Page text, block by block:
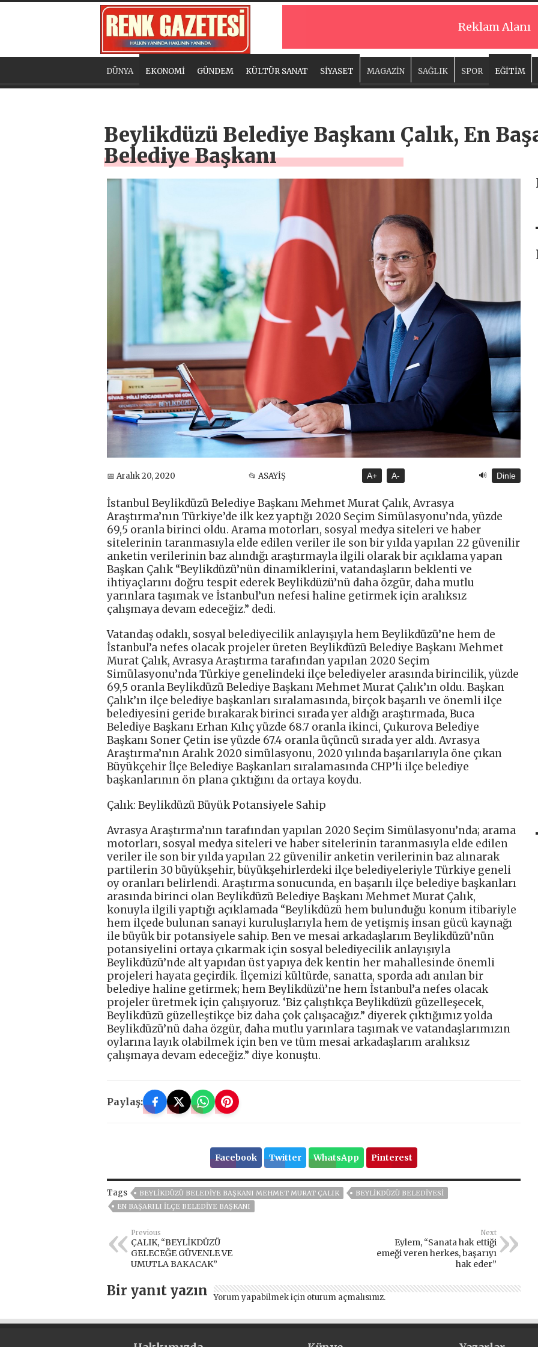
Reklam Alanı
DÜNYA EKONOMİ GÜNDEM KÜLTÜR SANAT SİYASET MAGAZİN SAĞLIK SPOR EĞİTİM
Beylikdüzü Belediye Başkanı Çalık, En
Belediye Başkanı
📅 Aralık 20, 2020 📂 ASAYİŞ A+ A- 🔊 Dinle
İstanbul Beylikdüzü Belediye Başkanı Mehmet Murat Çalık, Avrasya
Araştırma’nın Türkiye’de ilk kez yaptığı 2020 Seçim Simülasyonu’nda, yüzde
69,5 oranla birinci oldu. Arama motorları, sosyal medya siteleri ve haber
sitelerinin taranmasıyla elde edilen veriler ile son bir yılda yapılan 22 güvenilir
anketin verilerinin baz alındığı araştırmayla ilgili olarak bir açıklama yapan
Başkan Çalık “Beylikdüzü’nün dinamiklerini, vatandaşların beklenti ve
ihtiyaçlarını doğru tespit ederek Beylikdüzü’nü daha özgür, daha mutlu
yarınlara taşımak ve İstanbul’un nefesi haline getirmek için aralıksız
çalışmaya devam edeceğiz.” dedi.
Vatandaş odaklı, sosyal belediyecilik anlayışıyla hem Beylikdüzü’ne hem de
İstanbul’a nefes olacak projeler üreten Beylikdüzü Belediye Başkanı Mehmet
Murat Çalık, Avrasya Araştırma tarafından yapılan 2020 Seçim
Simülasyonu’nda Türkiye genelindeki ilçe belediyeler arasında birincilik, yüzde
69,5 oranla Beylikdüzü Belediye Başkanı Mehmet Murat Çalık’ın oldu. Başkan
Çalık’ın ilçe belediye başkanları sıralamasında, birçok başarılı ve önemli ilçe
belediyesini geride bırakarak birinci sırada yer aldığı araştırmada, Buca
Belediye Başkanı Erhan Kılıç yüzde 68.7 oranla ikinci, Çukurova Belediye
Başkanı Soner Çetin ise yüzde 67.4 oranla üçüncü sırada yer aldı. Avrasya
Araştırma’nın Aralık 2020 simülasyonu, 2020 yılında başarılarıyla öne çıkan
Büyükçehir İlçe Belediye Başkanları sıralamasında CHP’li ilçe belediye
başkanlarının ön plana çıktığını da ortaya koydu.
Çalık: Beylikdüzü Büyük Potansiyele Sahip
Avrasya Araştırma’nın tarafından yapılan 2020 Seçim Simülasyonu’nda; arama
motorları, sosyal medya siteleri ve haber sitelerinin taranmasıyla elde edilen
veriler ile son bir yılda yapılan 22 güvenilir anketin verilerinin baz alınarak
partilerin 30 büyükşehir, büyükşehirlerdeki ilçe belediyeleriyle Türkiye geneli
oy oranları belirlendi. Araştırma sonucunda, en başarılı ilçe belediye başkanları
arasında birinci olan Beylikdüzü Belediye Başkanı Mehmet Murat Çalık,
konuyla ilgili yaptığı açıklamada “Beylikdüzü hem bulunduğu konum itibariyle
hem ilçede bulunan sanayi kuruluşlarıyla hem de yetişmiş insan gücü kaynağı
ile büyük bir potansiyele sahip. Ben ve mesai arkadaşlarım Beylikdüzü’nün
potansiyelini ortaya çıkarmak için sosyal belediyecilik anlayışıyla
Beylikdüzü’nde alt yapıdan üst yapıya dek kentin her mahallesinde önemli
projeleri hayata geçirdik. İlçemizi kültürde, sanatta, sporda adı anılan bir
belediye haline getirmek; hem Beylikdüzü’ne hem İstanbul’a nefes olacak
projeler üretmek için çalışıyoruz. ‘Biz çalıştıkça Beylikdüzü güzelleşecek,
Beylikdüzü güzelleştikçe biz daha çok çalışacağız.” diyerek çıktığımız yolda
Beylikdüzü’nü daha özgür, daha mutlu yarınlara taşımak ve vatandaşlarımızın
oylarına layık olabilmek için ben ve tüm mesai arkadaşlarım aralıksız
çalışmaya devam edeceğiz.” diye konuştu.
Paylaş:
Facebook Twitter WhatsApp Pinterest
Tags BEYLIKDÜZÜ BELEDIYE BAŞKANI MEHMET MURAT ÇALIK
BEYLİKDÜZÜ BELEDİYESİ
EN BAŞARILI ILÇE BELEDIYE BAŞKANI
Previous
ÇALIK, “BEYLİKDÜZÜ
GELECEĞE GÜVENLE VE
UMUTLA BAKACAK”
Next
Eylem, “Sanata hak ettiği
emeği veren herkes, başarıyı
hak eder”
Bir yanıt yazın Yorum yapabilmek için oturum açmalısınız.